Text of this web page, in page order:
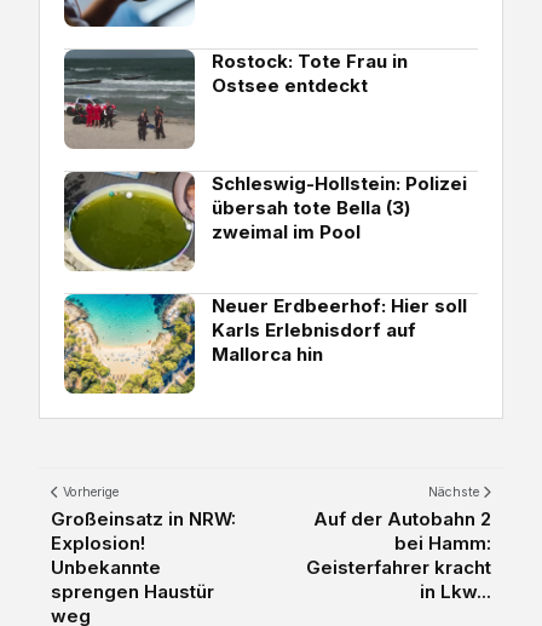
Rostock: Tote Frau in
Ostsee entdeckt
Schleswig-Hollstein: Polizei
übersah tote Bella (3)
zweimal im Pool
Neuer Erdbeerhof: Hier soll
Karls Erlebnisdorf auf
Mallorca hin
Vorherige
Großeinsatz in NRW:
Explosion!
Unbekannte
sprengen Haustür
weg
Nächste
Auf der Autobahn 2
bei Hamm:
Geisterfahrer kracht
in Lkw...